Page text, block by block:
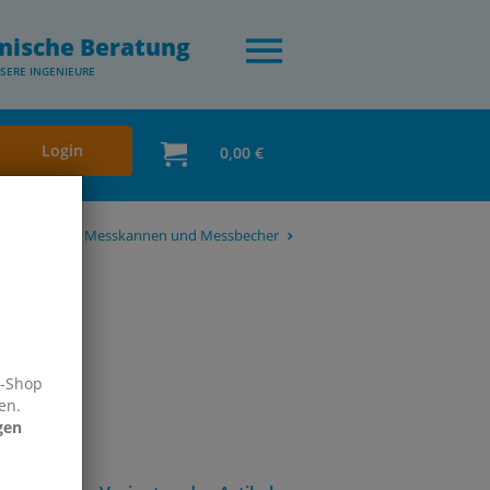
Beratung
INGENIEURE
Login 0,00 €
Messkannen und Messbecher